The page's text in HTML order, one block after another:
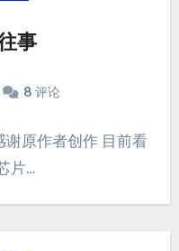
事
8 评论
谢原作者创作 目前看
片…